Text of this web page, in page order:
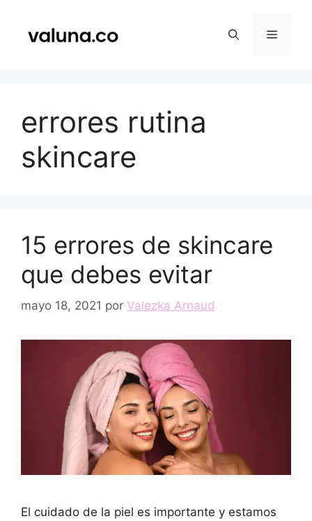
contenido
Menú
errores rutina
skincare
15 errores de skincare
que debes evitar
mayo 18, 2021 por Valezka Arnaud
El cuidado de la piel es importante y estamos